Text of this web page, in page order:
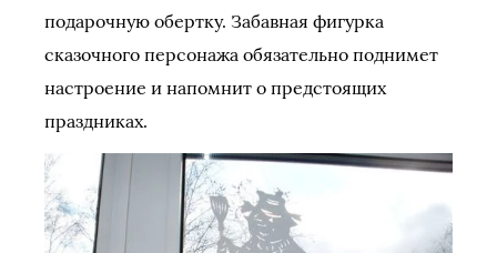
подарочную обертку. Забавная фигурка
сказочного персонажа обязательно поднимет
настроение и напомнит о предстоящих
праздниках.